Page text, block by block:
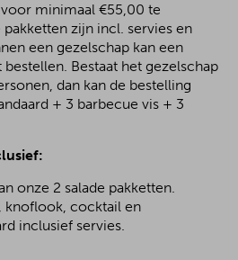
minimaal €55,00 te
zijn incl. servies en
een gezelschap kan een
Bestaat het gezelschap
dan kan de bestelling
+ 3 barbecue vis + 3
onze 2 salade pakketten.
knoflook, cocktail en
inclusief servies.